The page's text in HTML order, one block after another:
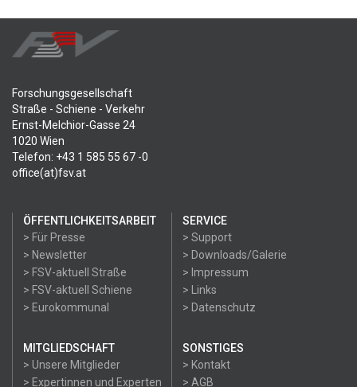
Forschungsgesellschaft
Straße - Schiene - Verkehr
Ernst-Melchior-Gasse 24
1020 Wien
Telefon: +43 1 585 55 67 -0
office(at)fsv.at
ÖFFENTLICHKEITSARBEIT
> Für Presse
> Newsletter
> FSV-aktuell Straße
> FSV-aktuell Schiene
> Eurokommunal
SERVICE
> Support
> Downloads/Galerie
> Impressum
> Links
> Datenschutz
MITGLIEDSCHAFT
> Unsere Mitglieder
> Expertinnen und Experten
SONSTIGES
> Kontakt
> AGB